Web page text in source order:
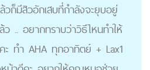
ก็มีสิวอักเสบที่กำลังจะยุบอยู่
ว .. อยากทราบว่าวิธีไหนทำให้
ะ ทำ AHA ทุกอาทิตย์ + Lax1